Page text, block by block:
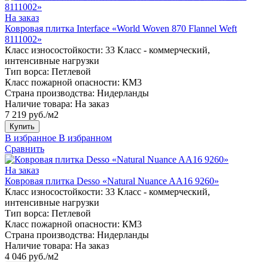
На заказ
Ковровая плитка Interface «World Woven 870 Flannel Weft
8111002»
Класс износостойкости: 33 Класс - коммерческий,
интенсивные нагрузки
Тип ворса: Петлевой
Класс пожарной опасности: КМ3
Страна производства: Нидерланды
Наличие товара: На заказ
7 219 руб./м2
Купить
В избранное В избранном
Сравнить
На заказ
Ковровая плитка Desso «Natural Nuance AA16 9260»
Класс износостойкости: 33 Класс - коммерческий,
интенсивные нагрузки
Тип ворса: Петлевой
Класс пожарной опасности: КМ3
Страна производства: Нидерланды
Наличие товара: На заказ
4 046 руб./м2